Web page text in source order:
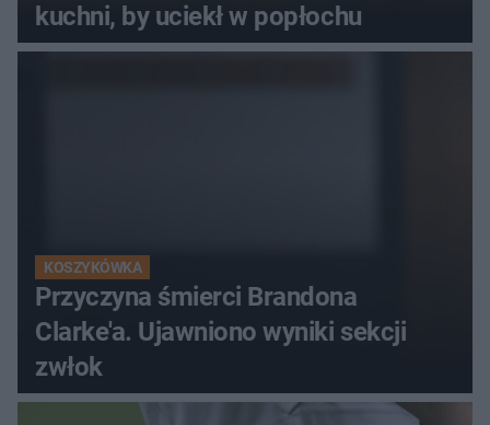
kuchni, by uciekł w popłochu
KOSZYKÓWKA
Przyczyna śmierci Brandona
Clarke'a. Ujawniono wyniki sekcji
zwłok